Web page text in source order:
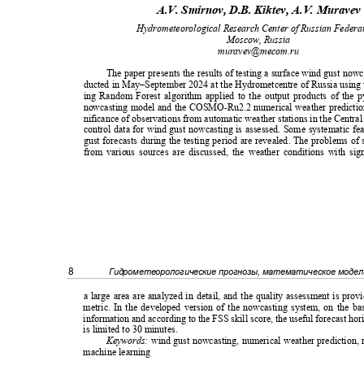
A.V. Smirnov, D.B. Kiktev, A.V.
Hydrometeorological Research Center of Russian
Moscow, Russia
muravev@mecom.ru
The paper presents the results of testing a surface wind gust
ducted in May–September 2024 at the Hydrometcentre of Russia
ing Random Forest algorithm applied to the output products of the
nowcasting model and the COSMO-Ru2.2 numerical weather
nificance of observations from automatic weather stations in the
control data for wind gust nowcasting is assessed. Some systematic
gust forecasts during the testing period are revealed. The problems
from various sources are discussed, the weather conditions with
8 Гидрометеорологические прогнозы, математическое
a large area are analyzed in detail, and the quality assessment is
metric. In the developed version of the nowcasting system, on the
information and according to the FSS skill score, the useful forecast
is limited to 30 minutes.
Keywords:wind gust nowcasting, numerical weather
machine learning